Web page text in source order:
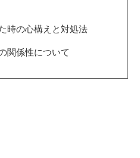
時の心構えと対処法
関係性について